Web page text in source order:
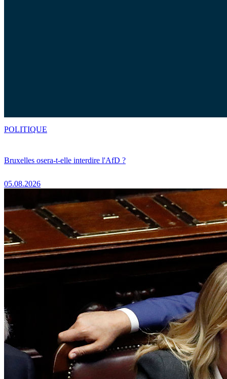
Bruxelles osera-t-elle interdire l'AfD ?
05.08.2026
POLITIQUE